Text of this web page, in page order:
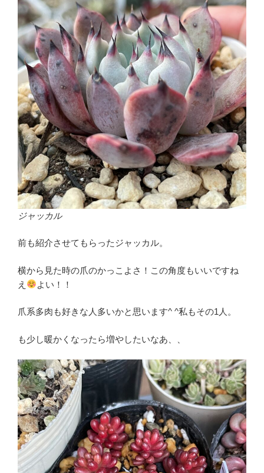
ジャッカル
前も紹介させてもらったジャッカル。
横から見た時の爪のかっこよさ！この角度もいいですね
え
よい！！
爪系多肉も好きな人多いかと思います^ ^私もその1人。
も少し暖かくなったら増やしたいなあ、、